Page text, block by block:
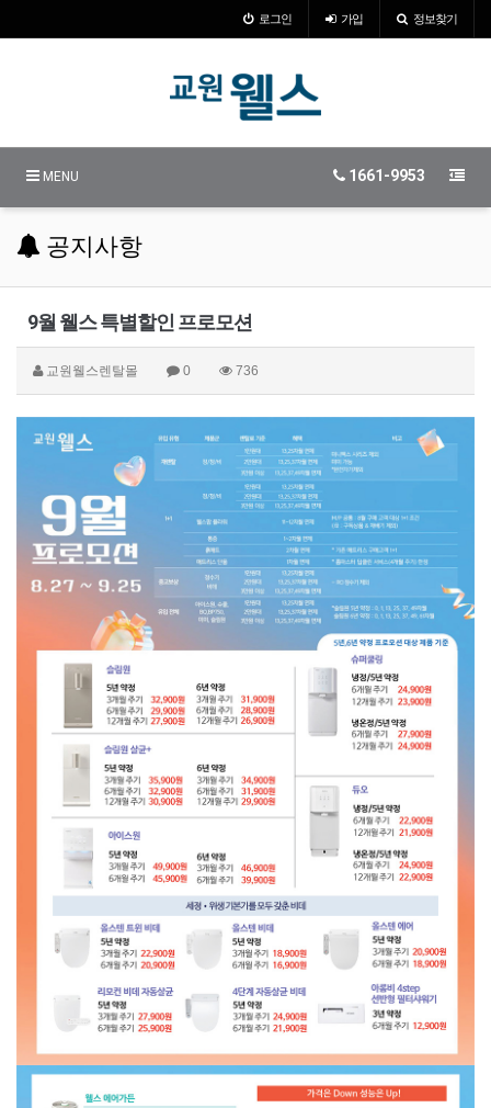
로그인 가입 정보찾기
MENU 1661-9953
공지사항
9월 웰스 특별할인 프로모션
교원웰스렌탈몰 0 736